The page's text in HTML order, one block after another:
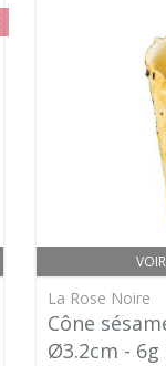
La Rose Noire
Cône
Ø3.2cm - 6g